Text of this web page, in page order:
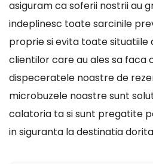
asiguram ca soferii nostrii au
indeplinesc toate sarcinile
proprie si evita toate situatiile
clientilor care au ales sa faca
dispeceratele noastre de
microbuzele noastre sunt
calatoria ta si sunt pregatite
in siguranta la destinatia dorita